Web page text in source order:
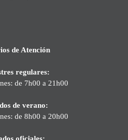
de Atención
regulares:
de 7h00 a 21h00
de verano:
de 8h00 a 20h00
oficiales: